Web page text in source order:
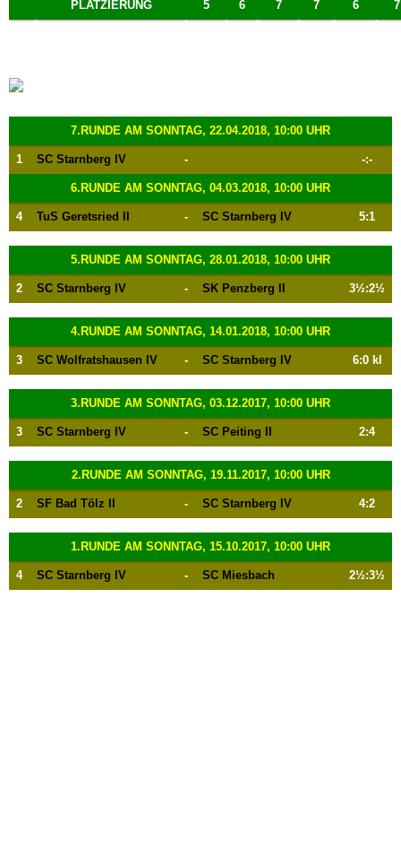
PLATZIERUNG 5 6 7 7 6 7
7.RUNDE AM SONNTAG, 22.04.2018, 10:00 UHR
1 SC Starnberg IV - -:-
6.RUNDE AM SONNTAG, 04.03.2018, 10:00 UHR
4 TuS Geretsried II - SC Starnberg IV 5:1
5.RUNDE AM SONNTAG, 28.01.2018, 10:00 UHR
2 SC Starnberg IV - SK Penzberg II 3½:2½
4.RUNDE AM SONNTAG, 14.01.2018, 10:00 UHR
3 SC Wolfratshausen IV - SC Starnberg IV 6:0 kl
3.RUNDE AM SONNTAG, 03.12.2017, 10:00 UHR
3 SC Starnberg IV - SC Peiting II 2:4
2.RUNDE AM SONNTAG, 19.11.2017, 10:00 UHR
2 SF Bad Tölz II - SC Starnberg IV 4:2
1.RUNDE AM SONNTAG, 15.10.2017, 10:00 UHR
4 SC Starnberg IV - SC Miesbach 2½:3½